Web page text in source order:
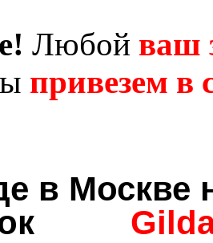
Любой ваш
привезем в
в